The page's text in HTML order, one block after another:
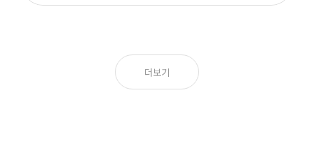
더보기